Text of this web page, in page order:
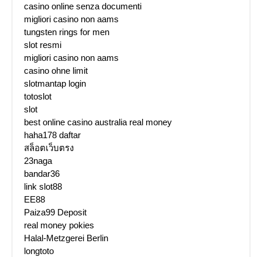
casino online senza documenti
migliori casino non aams
tungsten rings for men
slot resmi
migliori casino non aams
casino ohne limit
slotmantap login
totoslot
slot
best online casino australia real money
haha178 daftar
สล็อตเว็บตรง
23naga
bandar36
link slot88
EE88
Paiza99 Deposit
real money pokies
Halal-Metzgerei Berlin
longtoto